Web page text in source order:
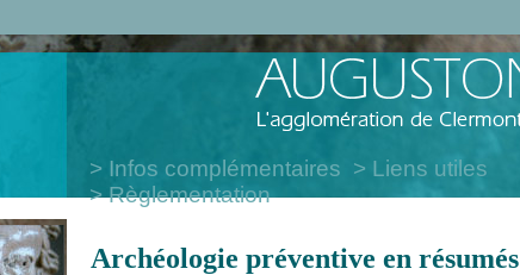
Infos complémentaires
Liens utiles
Règlementation
Archéologie préventive en résumés